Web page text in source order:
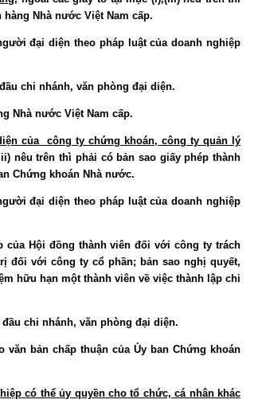
Nhà nước Việt Nam cấp.
đại diện theo pháp luật của doanh nghiệp
chi nhánh, văn phòng đại diện.
Nhà nước Việt Nam cấp.
của công ty chứng khoán, công ty quản lý
nêu trên thì phải có bản sao giấy phép thành
Chứng khoán Nhà nước.
đại diện theo pháp luật của doanh nghiệp
của Hội đồng thành viên đối với công ty trách
đối với công ty cổ phần; bản sao nghị quyết,
hữu hạn một thành viên về việc thành lập chi
chi nhánh, văn phòng đại diện.
văn bản chấp thuận của Ủy ban Chứng khoán
có thể ủy quyền cho tổ chức, cá nhân khác